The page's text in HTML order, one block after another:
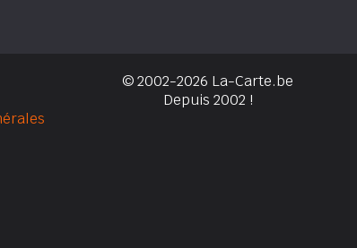
© 2002-2026 La-Carte.be
Depuis 2002 !